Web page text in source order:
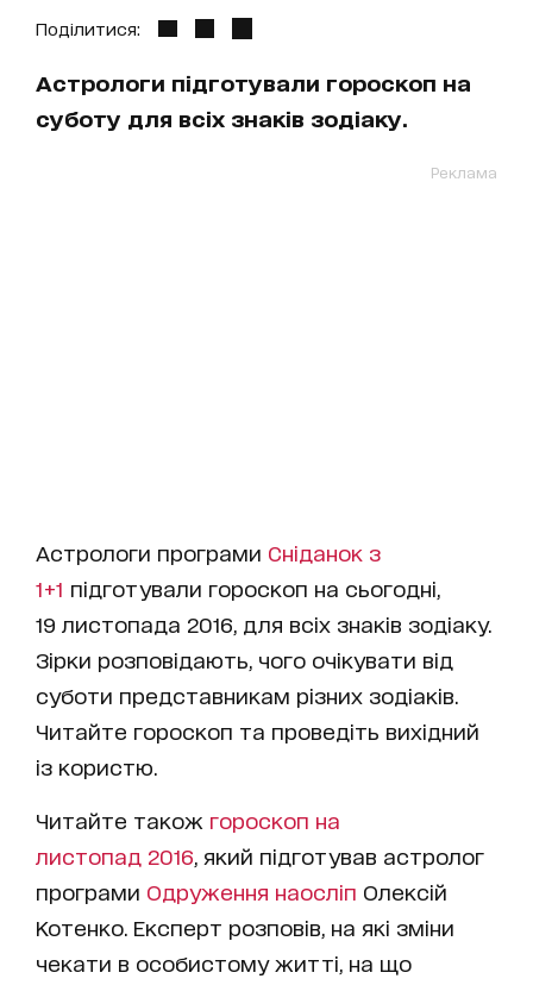
Поділитися:
Астрологи підготували гороскоп на
суботу для всіх знаків зодіаку.
Реклама
Астрологи програми Сніданок з
1+1 підготували гороскоп на сьогодні,
19 листопада 2016, для всіх знаків зодіаку.
Зірки розповідають, чого очікувати від
суботи представникам різних зодіаків.
Читайте гороскоп та проведіть вихідний
із користю.
Читайте також гороскоп на
листопад 2016 , який підготував астролог
програми Одруження наосліп Олексій
Котенко. Експерт розповів, на які зміни
чекати в особистому житті, на що